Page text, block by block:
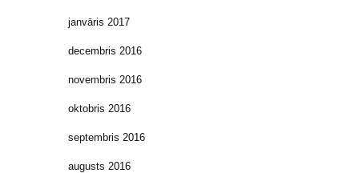
janvāris 2017
decembris 2016
novembris 2016
oktobris 2016
septembris 2016
augusts 2016